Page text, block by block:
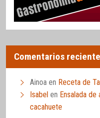
Comentarios
Ainoa en Receta de
Isabel en Ensalada
cacahuete